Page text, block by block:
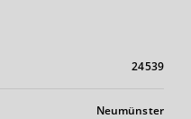
24539
Neumünster